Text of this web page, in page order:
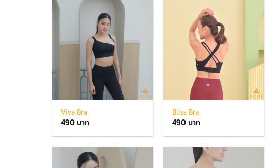
Viva Bra
490
Bliss Bra
490